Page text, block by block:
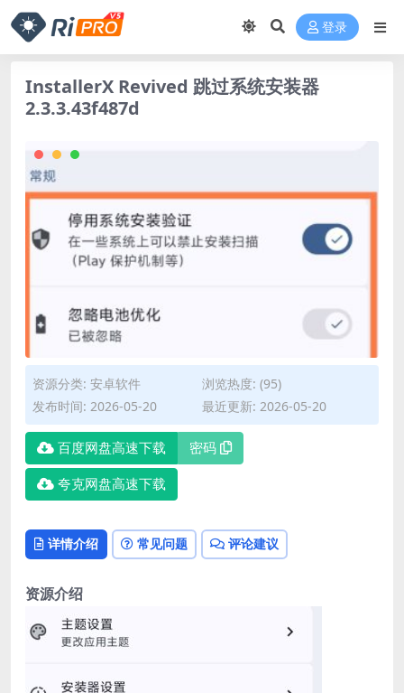
登录
InstallerX Revived 跳过系统安装器
2.3.3.43f487d
资源分类: 安卓软件
浏览热度: (95)
发布时间: 2026-05-20
最近更新: 2026-05-20
百度网盘高速下载 密码
夸克网盘高速下载
详情介绍 常见问题 评论建议
资源介绍